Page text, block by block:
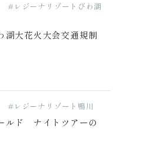
#レジーナリゾートびわ湖
湖大花火大会交通規制
#レジーナリゾート鴨川
ルド ナイトツアーの